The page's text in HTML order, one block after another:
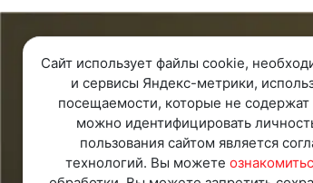
Единый телефон
8 800 100 00 78
Бесплатно по России
Обратная связь
Удаленная поддержка
Политика конфиденциальности
Сайт использует файлы cookie,
и сервисы Яндекс-метрики,
посещаемости, которые не
можно идентифицировать
пользования сайтом является
технологий. Вы можете